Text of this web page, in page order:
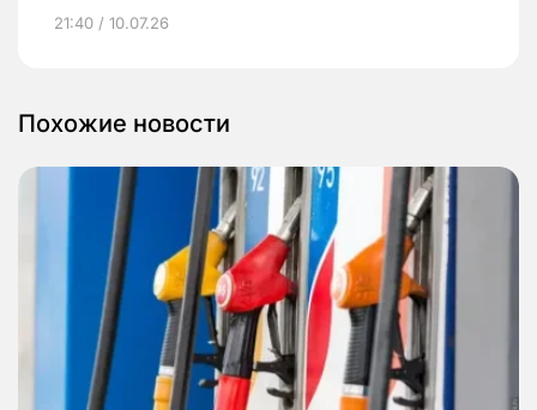
21:40 / 10.07.26
Похожие новости